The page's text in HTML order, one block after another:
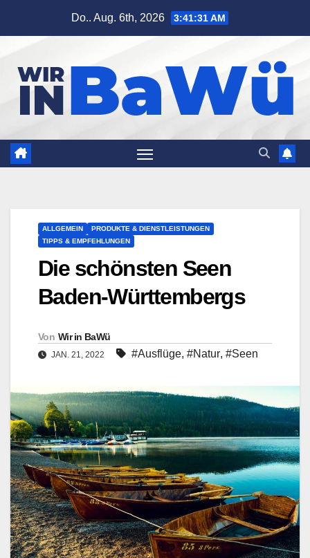
Do.. Aug. 6th, 2026 3:41:32 AM
ALLGEMEIN
PRODUKTE & DIENSTLEISTUNGEN
TIPPS & EMPFEHLUNGEN
Die schönsten Seen
Baden-Württembergs
Von Wir in BaWü
JAN. 21, 2022 #Ausflüge, #Natur, #Seen